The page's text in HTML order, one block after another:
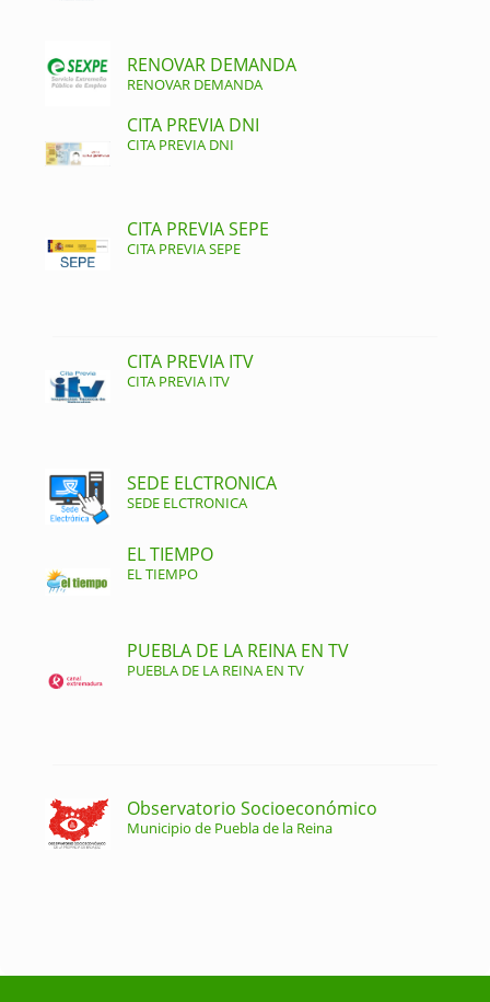
RENOVAR DEMANDA
RENOVAR DEMANDA
CITA PREVIA DNI
CITA PREVIA DNI
CITA PREVIA SEPE
CITA PREVIA SEPE
CITA PREVIA ITV
CITA PREVIA ITV
SEDE ELCTRONICA
SEDE ELCTRONICA
EL TIEMPO
EL TIEMPO
PUEBLA DE LA REINA EN TV
PUEBLA DE LA REINA EN TV
Observatorio Socioeconómico
Municipio de Puebla de la Reina